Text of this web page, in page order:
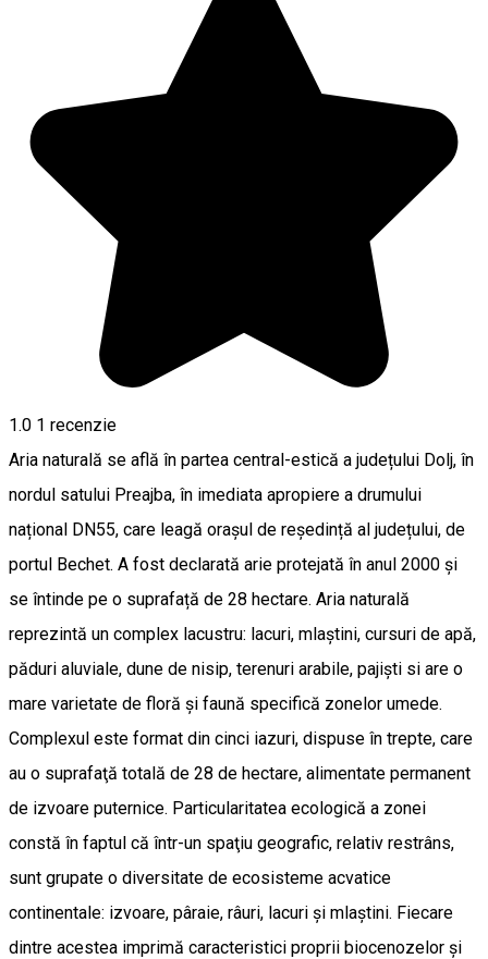
1.0 1 recenzie
Aria naturală se află în partea central-estică a județului Dolj, în
nordul satului Preajba, în imediata apropiere a drumului
național DN55, care leagă orașul de reședință al județului, de
portul Bechet. A fost declarată arie protejată în anul 2000 și
se întinde pe o suprafață de 28 hectare. Aria naturală
reprezintă un complex lacustru: lacuri, mlaștini, cursuri de apă,
păduri aluviale, dune de nisip, terenuri arabile, pajiști si are o
mare varietate de floră și faună specifică zonelor umede.
Complexul este format din cinci iazuri, dispuse în trepte, care
au o suprafaţă totală de 28 de hectare, alimentate permanent
de izvoare puternice. Particularitatea ecologică a zonei
constă în faptul că într-un spaţiu geografic, relativ restrâns,
sunt grupate o diversitate de ecosisteme acvatice
continentale: izvoare, pâraie, râuri, lacuri şi mlaştini. Fiecare
dintre acestea imprimă caracteristici proprii biocenozelor şi